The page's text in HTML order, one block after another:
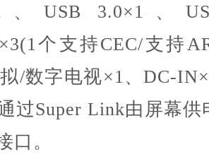
USB 3.0×1、
个支持CEC/支持
/数字电视×1、DC-
过Super Link由屏幕供
口。